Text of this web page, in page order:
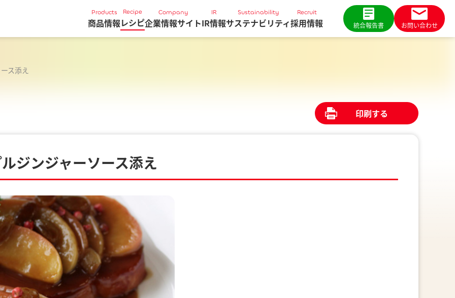
Products
商品情報
Recipe
レシピ
Company
企業情報サイト
IR
IR情報
Sustainability
サステナビリティ
Recruit
採用情報 統合報告書 お問い合わせ
ス添え
印刷する
ジンジャーソース添え